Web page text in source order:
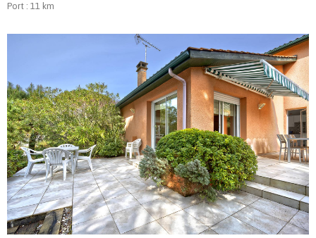
Port : 11 km